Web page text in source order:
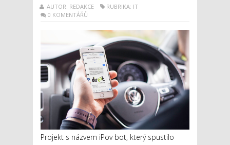
AUTOR: REDAKCE
RUBRIKA: IT
0 KOMENTÁŘŮ
Projekt s názvem iPov bot, který spustilo